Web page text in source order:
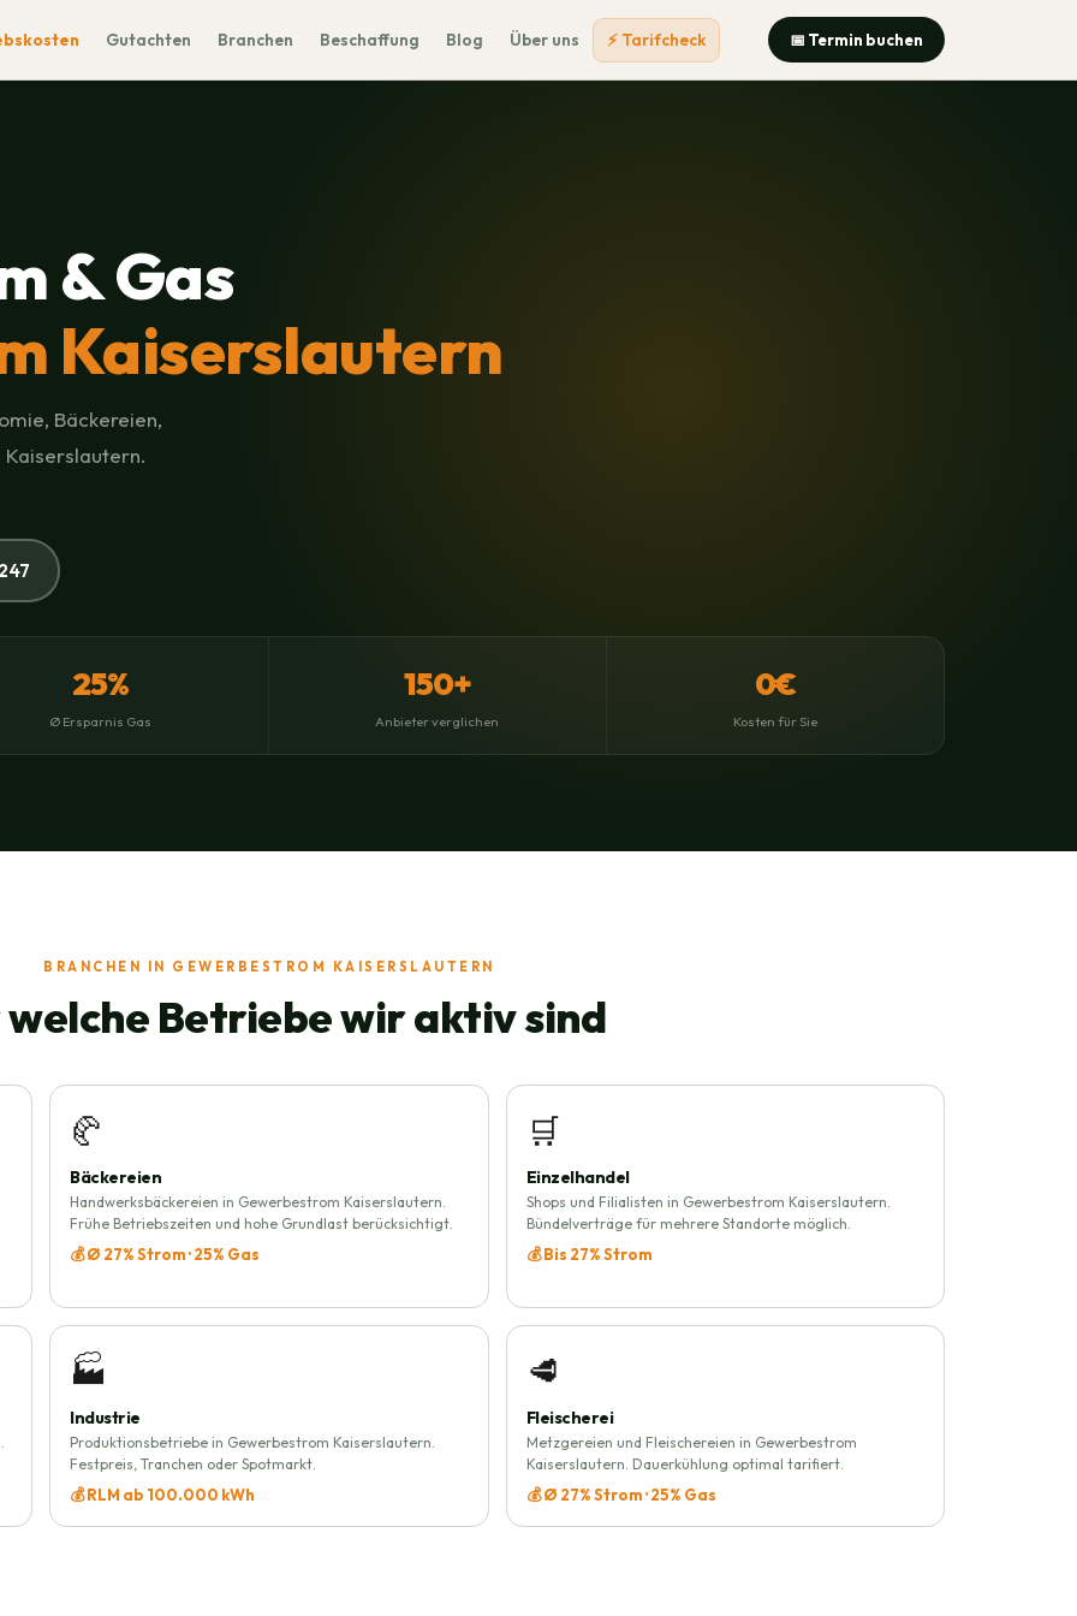
Gutachten Branchen Beschaffung Blog Über uns ⚡ Tarifcheck 📅 Termin buchen
& Gas
Kaiserslautern
Bäckereien,
25%
Ø Ersparnis Gas
150+
Anbieter verglichen
0€
Kosten für Sie
BRANCHEN IN GEWERBESTROM KAISERSLAUTERN
welche Betriebe wir aktiv sind
🥐
Bäckereien
Handwerksbäckereien in Gewerbestrom Kaiserslautern.
Frühe Betriebszeiten und hohe Grundlast berücksichtigt.
💰 Ø 27% Strom · 25% Gas
🛒
Einzelhandel
Shops und Filialisten in Gewerbestrom Kaiserslautern.
Bündelverträge für mehrere Standorte möglich.
💰 Bis 27% Strom
🏭
Industrie
Produktionsbetriebe in Gewerbestrom Kaiserslautern.
Festpreis, Tranchen oder Spotmarkt.
💰 RLM ab 100.000 kWh
🥩
Fleischerei
Metzgereien und Fleischereien in Gewerbestrom
Kaiserslautern. Dauerkühlung optimal tarifiert.
💰 Ø 27% Strom · 25% Gas